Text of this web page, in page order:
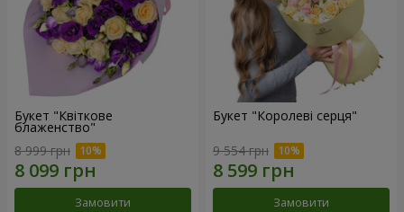
Букет "Квіткове
блаженство"
8 999 грн
Замовити
Букет "Королеві серця"
9 554 грн
Замовити